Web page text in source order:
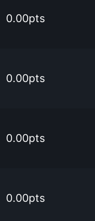
0.00pts
0.00pts
0.00pts
0.00pts